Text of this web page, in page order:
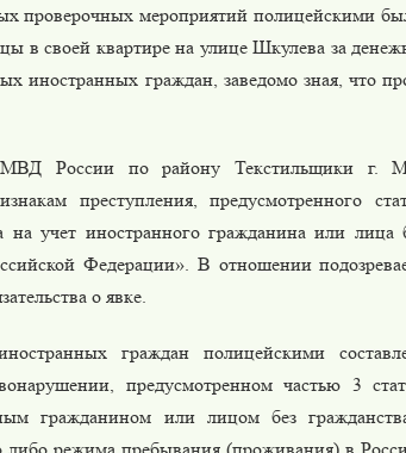
проверочных мероприятий полицейскими
в своей квартире на улице Шкулева за
иностранных граждан, заведомо зная, что
МВД России по району Текстильщики г.
преступления, предусмотренного
на учет иностранного гражданина или лица
Федерации». В отношении
о явке.
граждан полицейскими
предусмотренном частью 3
гражданином или лицом без
режима пребывания (проживания) в